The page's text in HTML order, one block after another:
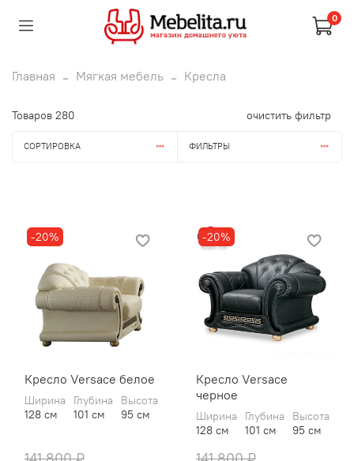
0
Главная Мягкая мебель Кресла
Товаров 280 очистить фильтр
СОРТИРОВКА ФИЛЬТРЫ
-20%
Кресло Versace белое
Ширина
128 см
Глубина
101 см
Высота
95 см
-20%
Кресло Versace
черное
Ширина
128 см
Глубина
101 см
Высота
95 см